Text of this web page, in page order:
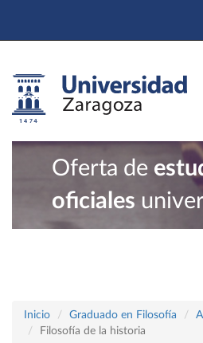
Oferta de
oficiales
Inicio Graduado en Filosofía
Filosofía de la historia